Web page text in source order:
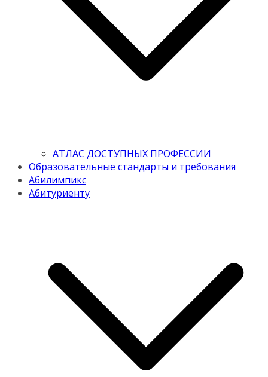
АТЛАС ДОСТУПНЫХ ПРОФЕССИИ
Образовательные стандарты и требования
Абилимпикс
Абитуриенту